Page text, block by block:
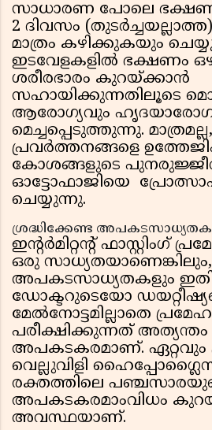
സാധാരണ പോലെ
2 ദിവസം
മാത്രം കഴിക്കുകയും
ഇടവേളകളിൽ ഭക്ഷണം
ശരീരഭാരം കുറയ്ക്കാൻ
സഹായിക്കുന്നതിലൂടെ
ആരോഗ്യവും
മെച്ചപ്പെടുത്തുന്നു.
പ്രവർത്തനങ്ങളെ
കോശങ്ങളുടെ
ഓട്ടോഫാജിയെ
ചെയ്യുന്നു.
ശ്രദ്ധിക്കേണ്ട
ഇൻ്റർമിറ്റൻ്റ് ഫാസ്റ്റിംഗ്
ഒരു സാധ്യതയാണെങ്കിലും,
അപകടസാധ്യതകളും
ഡോക്ടറുടെയോ
മേൽനോട്ടമില്ലാതെ
പരീക്ഷിക്കുന്നത് അത്യന്തം
അപകടകരമാണ്. ഏറ്റവും
വെല്ലുവിളി
രക്തത്തിലെ
അപകടകരമാംവിധം
അവസ്ഥയാണ്.